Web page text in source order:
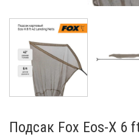
Подсак Fox Eos-X 6